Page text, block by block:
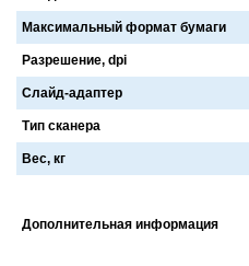
Максимальный формат бумаги
Разрешение, dpi
Слайд-адаптер
Тип сканера
Вес, кг
Дополнительная информация